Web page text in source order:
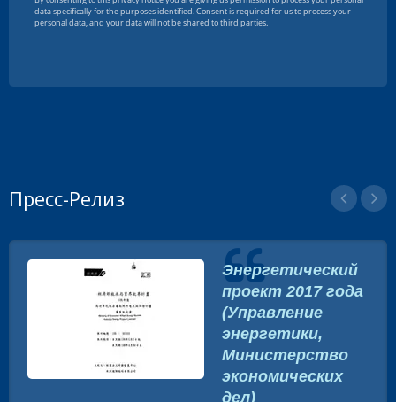
Пресс-Релиз
Энергетический
проект 2017 года
(Управление
энергетики,
Министерство
экономических
дел)